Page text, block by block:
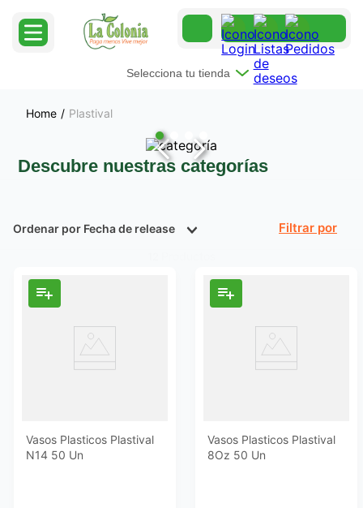
Selecciona tu tienda
Plastival
Descubre nuestras categorías
Ordenar por Fecha de release
Vasos Plasticos Plastival
N14 50 Un
Vasos Plasticos Plastival
8Oz 50 Un